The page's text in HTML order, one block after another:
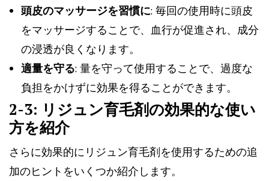
頭皮のマッサージを習慣に: 毎回の使用時に頭皮
をマッサージすることで、血行が促進され、成分
の浸透が良くなります。
適量を守る: 量を守って使用することで、過度な
負担をかけずに効果を得ることができます。
2-3: リジュン育毛剤の効果的な使い
方を紹介
さらに効果的にリジュン育毛剤を使用するための追
加のヒントをいくつか紹介します。